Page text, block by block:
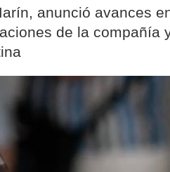
anunció avances
de la compañía